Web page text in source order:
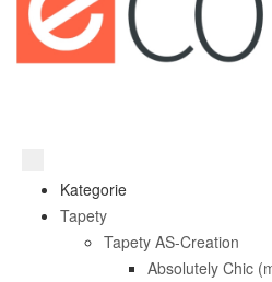
Kategorie
Tapety
Tapety AS-Creation
Absolutely Chic